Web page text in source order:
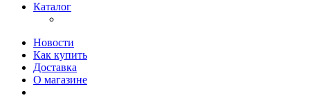
Каталог
Новости
Как купить
Доставка
О магазине